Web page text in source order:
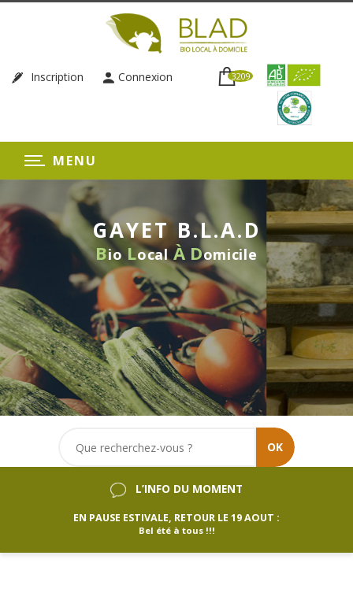
Inscription Connexion 3209
MENU
GAYET B.L.A.D
BioLocalÀ Domicile
LIVRAISON HEBDOMADAIRE
SANS ENGAGEMENT
OK
L’INFO DU MOMENT
EN PAUSE ESTIVALE, RETOUR LE 19 AOUT :
Bel été à tous !!!